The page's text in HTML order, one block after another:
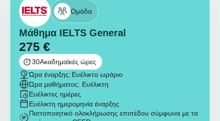
Ομάδα
Μάθημα IELTS General
275 €
30Ακαδημαϊκές ώρες
Ώρα έναρξης: Ευέλικτο ωράριο
Ώρα μαθήματος: Ευέλικτη
Ευέλικτες ημέρες
Ευέλικτη ημερομηνία έναρξης
Πιστοποιητικό ολοκλήρωσης επιπέδου σύμφωνα με τα